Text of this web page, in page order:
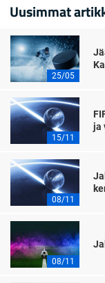
Uusimmat
25/05
15/11
ja
08/11
08/11